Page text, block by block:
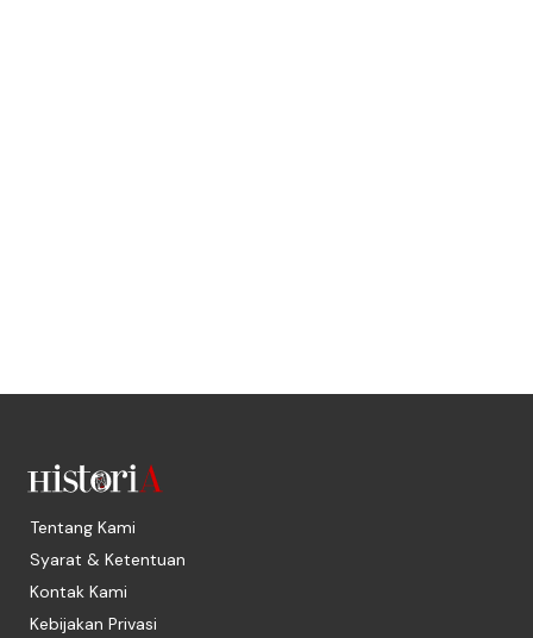
Tentang Kami
Syarat & Ketentuan
Kontak Kami
Kebijakan Privasi